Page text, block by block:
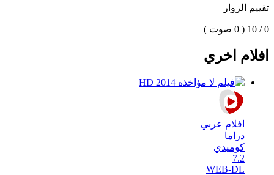
تقييم الزوار
0 / 10 ( 0 صوت )
افلام اخري
افلام عربي
دراما
كوميدي
7.2
WEB-DL